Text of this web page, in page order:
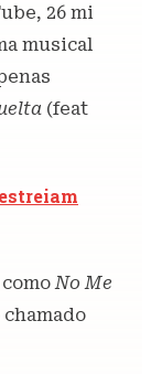
26 mi
musical
(feat
comoNo Me
chamado